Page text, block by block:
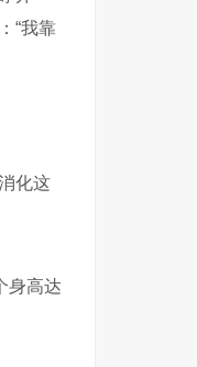
“我靠
化这
身高达